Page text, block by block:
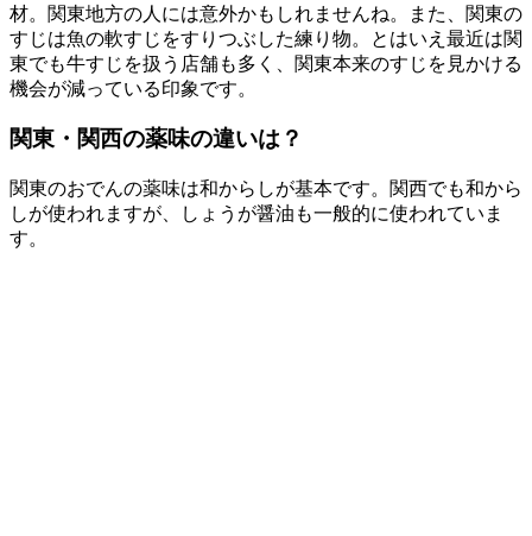
材。関東地方の人には意外かもしれませんね。また、関東の
すじは魚の軟すじをすりつぶした練り物。とはいえ最近は関
東でも牛すじを扱う店舗も多く、関東本来のすじを見かける
機会が減っている印象です。
関東・関西の薬味の違いは？
関東のおでんの薬味は和からしが基本です。関西でも和から
しが使われますが、しょうが醤油も一般的に使われていま
す。